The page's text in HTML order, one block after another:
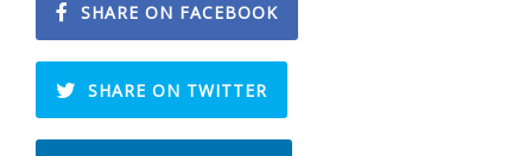
SHARE ON FACEBOOK
SHARE ON TWITTER